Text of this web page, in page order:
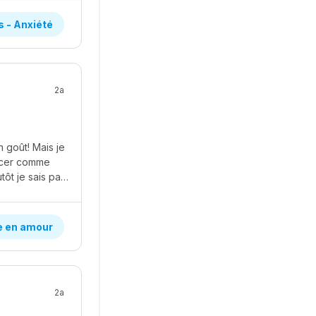
- Anxiété
2a
goût! Mais je
comme
moi, il a des belle cuisses et bon j'aime quand même ça. Mais sa personnalité est plutôt je sais pas trop... bof :/ mais j'aimerais vraiment sortir avec mais je sais pas trop parce que il m'attire vraiment pour son physique mais je le trouve sec et bête :/Bref je sais pas trop quoi en pensé mais tout ce que je sais, c'est que je le trouve vraiment attirant!
en amour
2a